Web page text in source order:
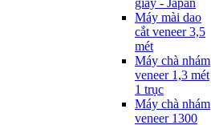
giấy - Japan
Máy mài dao
cắt veneer 3,5
mét
Máy chà nhám
veneer 1,3 mét
1 trục
Máy chà nhám
veneer 1300